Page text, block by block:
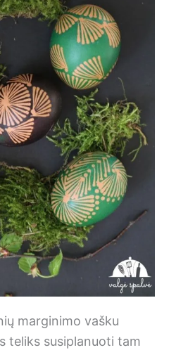
marginimo vašku
teliks susiplanuoti tam